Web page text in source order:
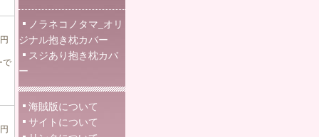
で
ノラネコノタマ_オリ
ジナル抱き枕カバー
スジあり抱き枕カバ
ー
海賊版について
サイトについて